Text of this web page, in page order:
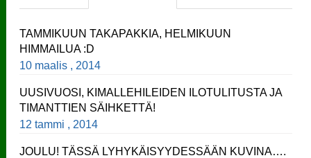
TAMMIKUUN TAKAPAKKIA, HELMIKUUN
HIMMAILUA :D
10 maalis , 2014
UUSIVUOSI, KIMALLEHILEIDEN ILOTULITUSTA JA
TIMANTTIEN SÄIHKETTÄ!
12 tammi , 2014
JOULU! TÄSSÄ LYHYKÄISYYDESSÄÄN KUVINA….